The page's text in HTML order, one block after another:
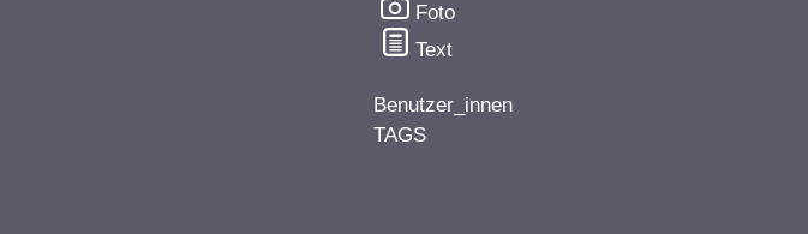
Foto
Text
Benutzer_innen
TAGS